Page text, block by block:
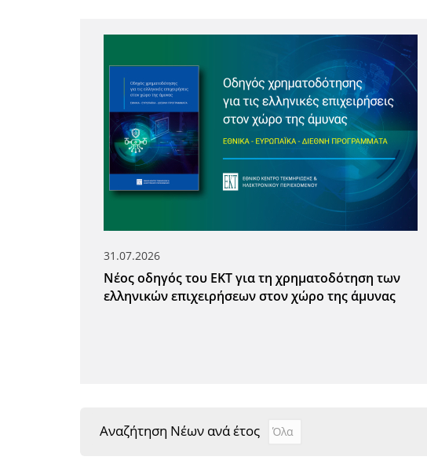
31.07.2026
Νέος οδηγός του ΕΚΤ για τη χρηματοδότηση των
ελληνικών επιχειρήσεων στον χώρο της άμυνας
Αναζήτηση Νέων ανά έτος Αναζήτηση Νέων ανά έτος
Year